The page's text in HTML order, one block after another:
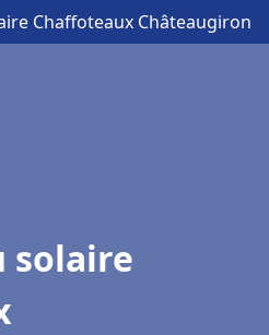
Chaffoteaux Châteaugiron
solaire